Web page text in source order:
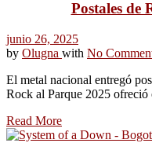
Postales de
junio 26, 2025
by Olugna with No
El metal nacional entregó
Rock al Parque 2025 ofreció
Read More